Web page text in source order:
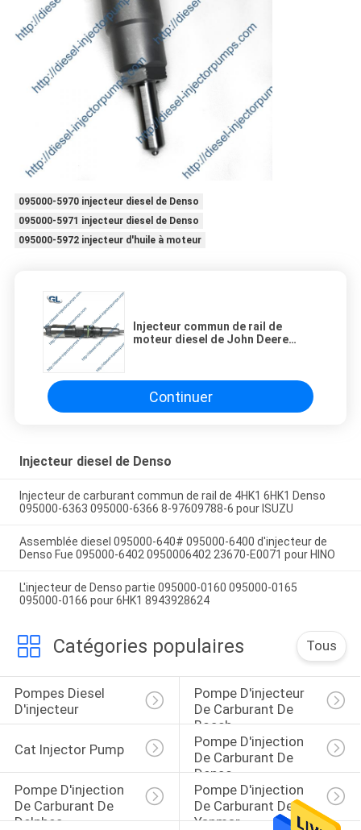
095000-5970 injecteur diesel de Denso
095000-5971 injecteur diesel de Denso
095000-5972 injecteur d'huile à moteur
Injecteur commun de rail de
moteur diesel de John Deere
Continuer
Injecteur diesel de Denso
Injecteur de carburant commun de rail de 4HK1 6HK1 Denso
095000-6363 095000-6366 8-97609788-6 pour ISUZU
Assemblée diesel 095000-640# 095000-6400 d'injecteur de
Denso Fue 095000-6402 0950006402 23670-E0071 pour HINO
L'injecteur de Denso partie 095000-0160 095000-0165
095000-0166 pour 6HK1 8943928624
Catégories populaires Tous
Pompes Diesel
D'injecteur
Pompe D'injecteur
De Carburant De
Bosch
Cat Injector Pump
Pompe D'injection
De Carburant De
Denso
Pompe D'injection
De Carburant De
Delphes
Pompe D'injection
De Carburant De
Yanmar